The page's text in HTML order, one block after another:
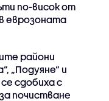
по-висок от
еврозоната
райони
„Подуяне“ и
се сдобиха с
почистване